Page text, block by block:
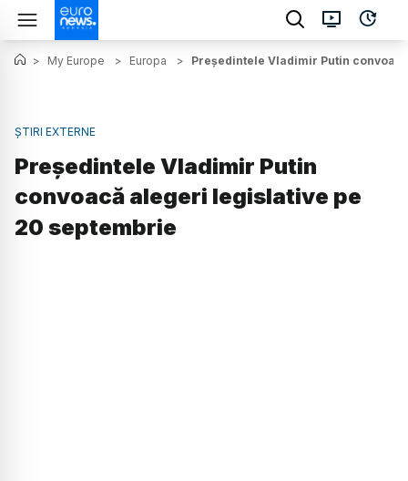
> My Europe > Europa > Președintele Vladimir Putin
ȘTIRI EXTERNE
Președintele Vladimir Putin
convoacă alegeri legislative pe
20 septembrie